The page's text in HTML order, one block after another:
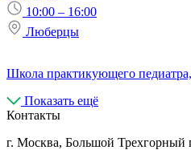
10:00 – 16:00
Люберцы
Школа практикующего
Показать ещё
Контакты
г. Москва, Большой Трехгорный